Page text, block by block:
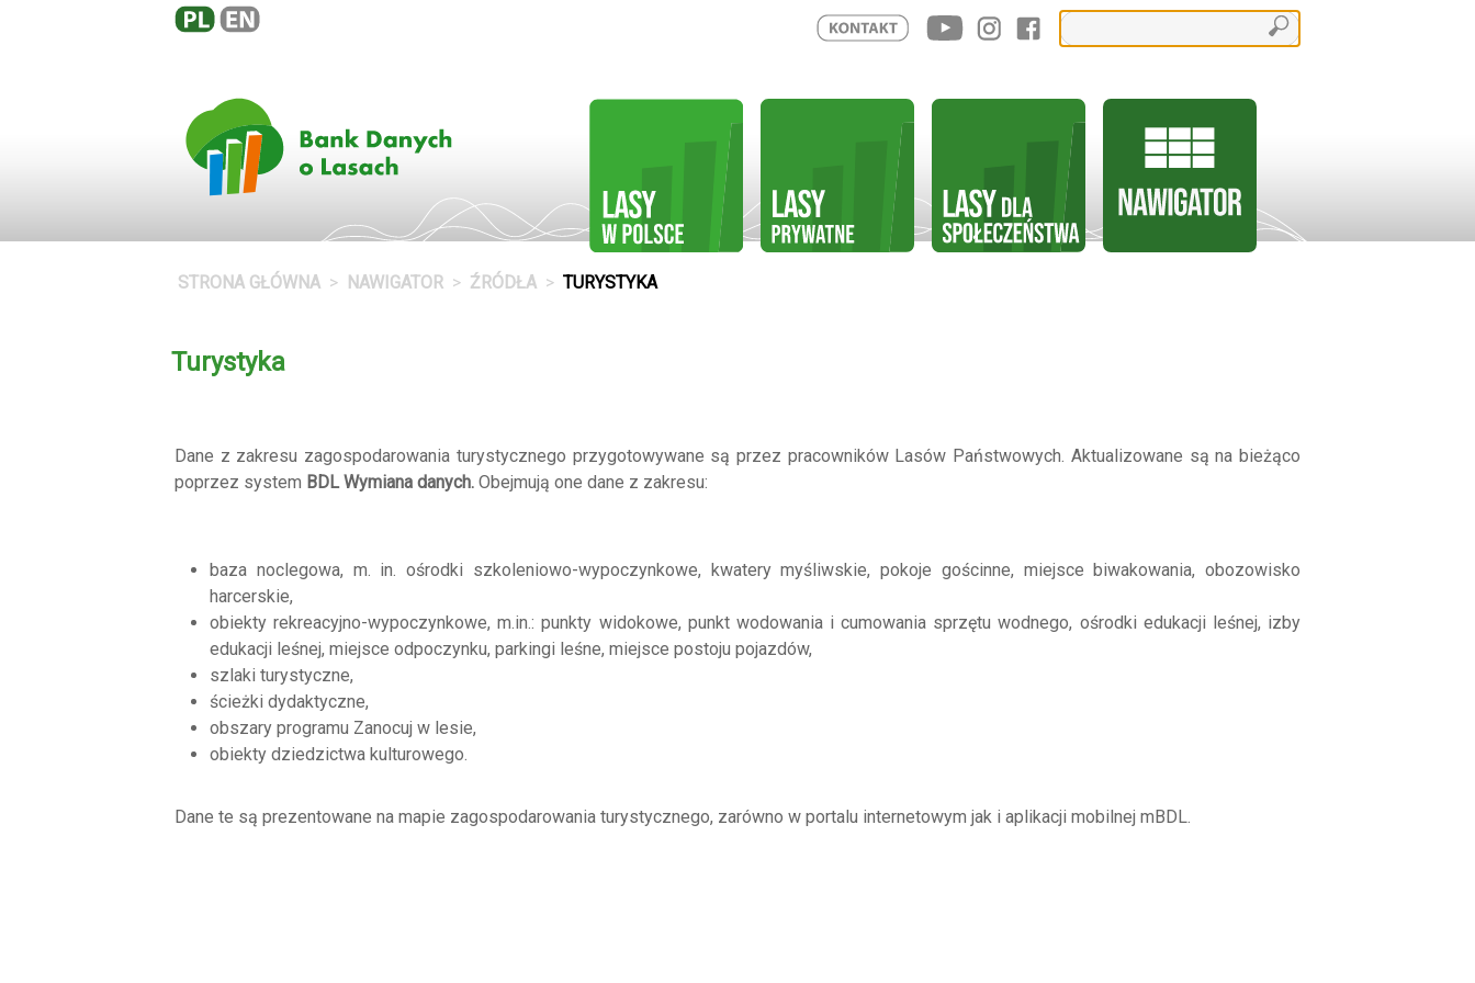
STRONA GŁÓWNA NAWIGATOR ŹRÓDŁA TURYSTYKA
Turystyka
Dane z zakresu zagospodarowania turystycznego przygotowywane są przez pracowników Lasów Państwowych. Aktualizowane są na bieżąco
poprzez system BDL Wymiana danych. Obejmują one dane z zakresu:
baza noclegowa, m. in. ośrodki szkoleniowo-wypoczynkowe, kwatery myśliwskie, pokoje gościnne, miejsce biwakowania, obozowisko
harcerskie,
obiekty rekreacyjno-wypoczynkowe, m.in.: punkty widokowe, punkt wodowania i cumowania sprzętu wodnego, ośrodki edukacji leśnej, izby
edukacji leśnej, miejsce odpoczynku, parkingi leśne, miejsce postoju pojazdów,
szlaki turystyczne,
ścieżki dydaktyczne,
obszary programu Zanocuj w lesie,
obiekty dziedzictwa kulturowego.
Dane te są prezentowane na mapie zagospodarowania turystycznego, zarówno w portalu internetowym jak i aplikacji mobilnej mBDL.